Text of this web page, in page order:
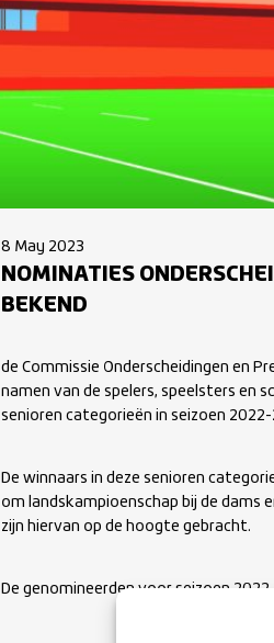
8 May 2023
NOMINATIES
BEKEND
de Commissie Onderscheidingen en
namen van de spelers, speelsters en
senioren categorieën in seizoen 2022-
De winnaars in deze senioren
om landskampioenschap bij de dams
zijn hiervan op de hoogte gebracht.
De genomineerden voor seizoen